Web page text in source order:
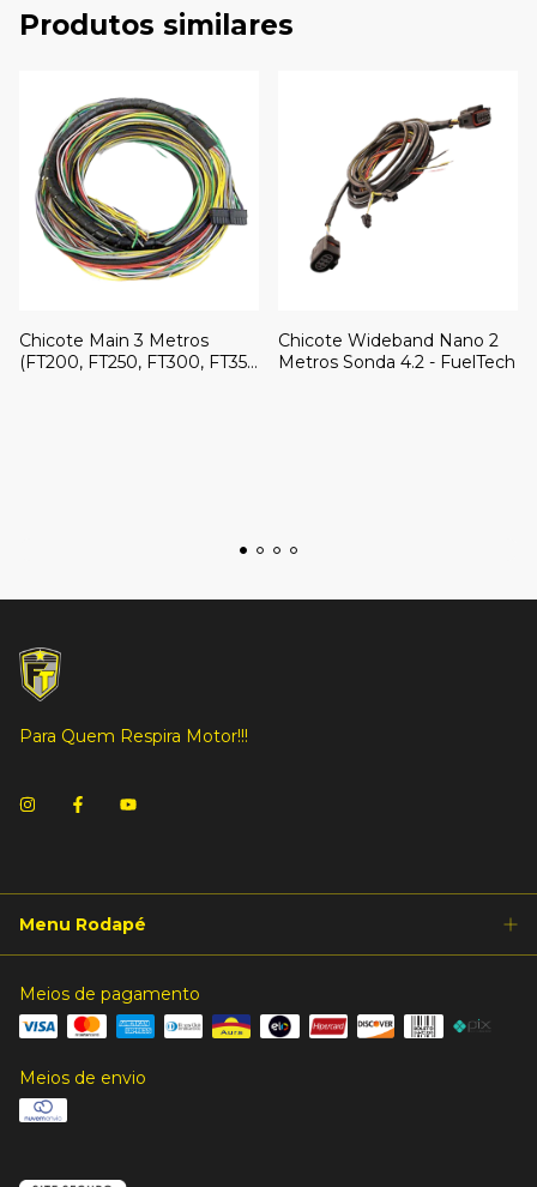
Produtos similares
Chicote Main 3 Metros
(FT200, FT250, FT300, FT350
Chicote Wideband Nano 2
Metros Sonda 4.2 - FuelTech
Para Quem Respira Motor!!!
Menu Rodapé
Meios de pagamento
Meios de envio